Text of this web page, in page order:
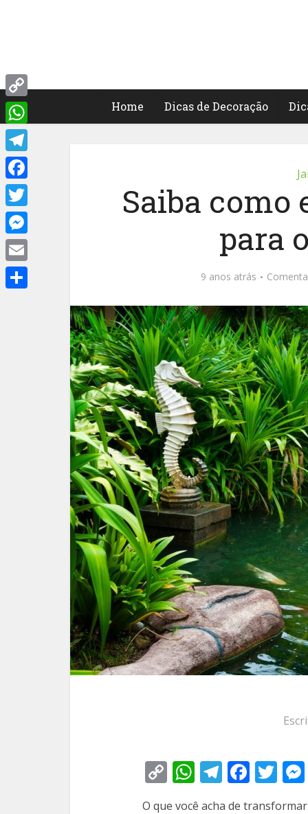
Home Dicas de Decoração
Saiba como
para
9 anos atrás
Copy
Link
WhatsApp
O que você acha de
Copy
Link
WhatsApp
Telegram
Facebook
Twitter
Messenger
Email